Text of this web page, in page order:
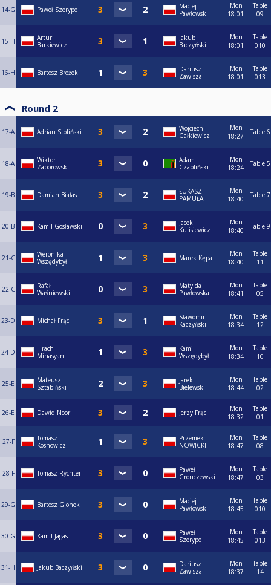
14-G Paweł Szerypo
Maciej
Pawłowski
Mon
18:01
Table
09
15-H
Artur
Barkiewicz
Jakub
Baczyński
Mon
18:01
Table
010
16-H Bartosz Brożek
Dariusz
Zawisza
Mon
18:01
Table
013
Round 2
17-A Adrian Stoliński
Wojciech
Gałkiewicz
Mon
18:27
Table 6
18-A
Wiktor
Zaborowski
Adam
Czapliński
Mon
18:24
Table 5
19-B Damian Białas
ŁUKASZ
PAMUŁA
Mon
18:40
Table 7
20-B Kamil Gosławski
Jacek
Kulisiewicz
Mon
18:40
Table 9
21-C
Weronika
Wszędybył
Marek Kępa
Mon
18:40
Table
11
22-C
Rafał
Waśniewski
Matylda
Pawłowska
Mon
18:41
Table
05
23-D Michał Frąc
Sławomir
Kaczyński
Mon
18:34
Table
12
24-D
Hrach
Minasyan
Kamil
Wszędybył
Mon
18:34
Table
10
25-E
Mateusz
Sztabiński
Jarek
Bielewski
Mon
18:44
Table
02
26-E Dawid Noor Jerzy Frąc
Mon
18:32
Table
01
27-F
Tomasz
Kosnowicz
Przemek
NOWICKI
Mon
18:47
Table
08
28-F Tomasz Rychter
Paweł
Gronczewski
Mon
18:47
Table
03
29-G Bartosz Glonek
Maciej
Pawłowski
Mon
18:45
Table
010
30-G Kamil Jagas
Paweł
Szerypo
Mon
18:45
Table
013
31-H Jakub Baczyński
Dariusz
Zawisza
Mon
18:37
Table
14